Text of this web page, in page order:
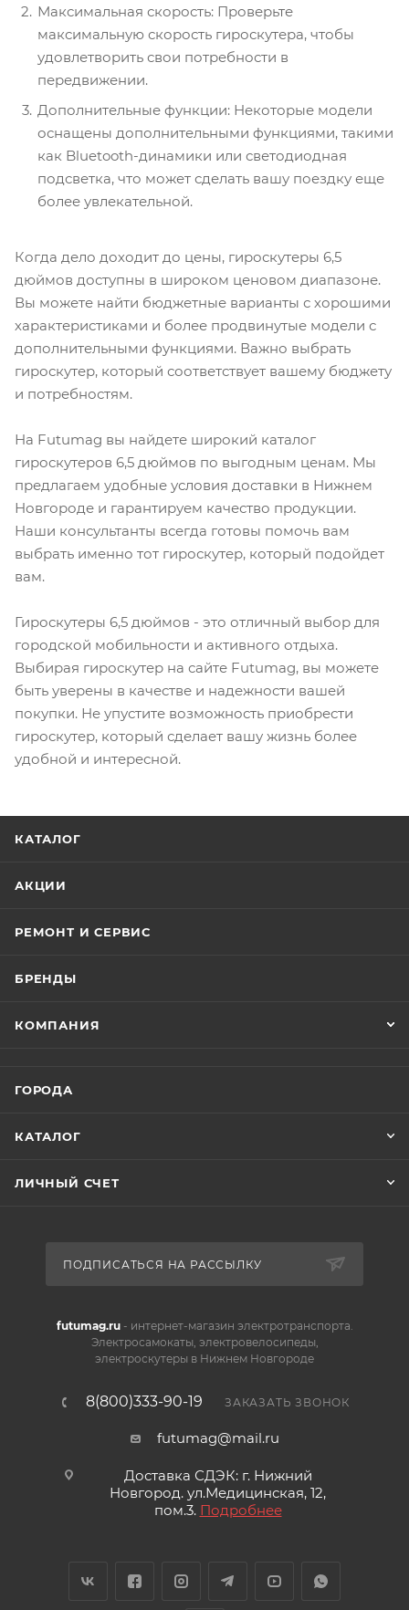
Максимальная скорость: Проверьте
максимальную скорость гироскутера, чтобы
удовлетворить свои потребности в
передвижении.
Дополнительные функции: Некоторые модели
оснащены дополнительными функциями, такими
как Bluetooth-динамики или светодиодная
подсветка, что может сделать вашу поездку еще
более увлекательной.
Когда дело доходит до цены, гироскутеры 6,5
дюймов доступны в широком ценовом диапазоне.
Вы можете найти бюджетные варианты с хорошими
характеристиками и более продвинутые модели с
дополнительными функциями. Важно выбрать
гироскутер, который соответствует вашему бюджету
и потребностям.
На Futumag вы найдете широкий каталог
гироскутеров 6,5 дюймов по выгодным ценам. Мы
предлагаем удобные условия доставки в Нижнем
Новгороде и гарантируем качество продукции.
Наши консультанты всегда готовы помочь вам
выбрать именно тот гироскутер, который подойдет
вам.
Гироскутеры 6,5 дюймов - это отличный выбор для
городской мобильности и активного отдыха.
Выбирая гироскутер на сайте Futumag, вы можете
быть уверены в качестве и надежности вашей
покупки. Не упустите возможность приобрести
гироскутер, который сделает вашу жизнь более
удобной и интересной.
КАТАЛОГ
АКЦИИ
РЕМОНТ И СЕРВИС
БРЕНДЫ
КОМПАНИЯ
ГОРОДА
КАТАЛОГ
ЛИЧНЫЙ СЧЕТ
ПОДПИСАТЬСЯ НА РАССЫЛКУ
futumag.ru- интернет-магазин электротранспорта.
Электросамокаты, электровелосипеды,
электроскутеры в Нижнем Новгороде
8(800)333-90-19 ЗАКАЗАТЬ ЗВОНОК
futumag@mail.ru
Доставка СДЭК: г. Нижний
Новгород. ул.Медицинская, 12,
пом.3. Подробнее